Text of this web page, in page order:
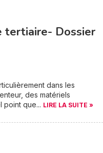
tertiaire- Dossier
dans les
des matériels
point que... LIRE LA SUITE »